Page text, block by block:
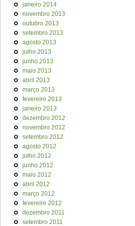
janeiro 2014
novembro 2013
outubro 2013
setembro 2013
agosto 2013
julho 2013
junho 2013
maio 2013
abril 2013
março 2013
fevereiro 2013
janeiro 2013
dezembro 2012
novembro 2012
setembro 2012
agosto 2012
julho 2012
junho 2012
maio 2012
abril 2012
março 2012
fevereiro 2012
dezembro 2011
setembro 2011